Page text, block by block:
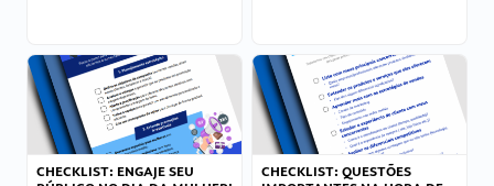
CHECKLIST: ENGAJE SEU
CHECKLIST: QUESTÕES